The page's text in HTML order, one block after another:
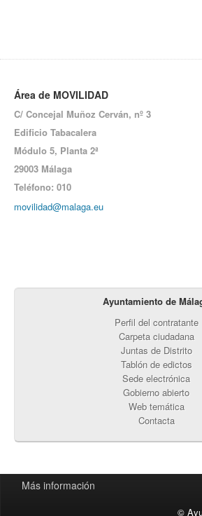
Área de MOVILIDAD
C/ Concejal Muñoz Cerván, nº 3
Edificio Tabacalera
Módulo 5, Planta 2ª
29003 Málaga
Teléfono: 010
movilidad@malaga.eu
Ayuntamiento de
Perfil del contratante
Carpeta ciudadana
Juntas de Distrito
Tablón de edictos
Sede electrónica
Gobierno abierto
Web temática
Contacta
Más información
©